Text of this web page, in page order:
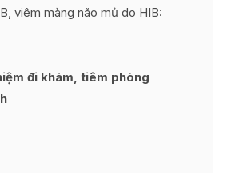
viêm màng não mủ do HIB:
đi khám, tiêm phòng